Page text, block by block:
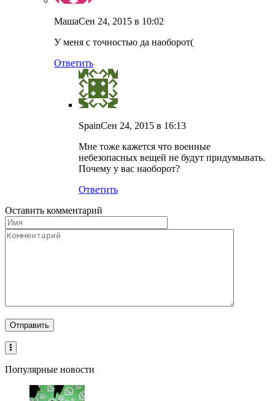
МашаСен 24, 2015 в 10:02
У меня с точностью да наоборот(
Ответить
SpainСен 24, 2015 в 16:13
Мне тоже кажется что военные
небезопасных вещей не будут придумывать.
Почему у вас наоборот?
Ответить
Оставить комментарий
Популярные новости